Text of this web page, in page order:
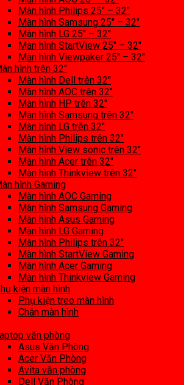
Màn hình Philips 25″ – 32″
Màn hình Samsung 25″ – 32″
Màn hình LG 25″ – 32″
Màn hình StartView 25″ – 32″
Màn hình Viewpaker 25″ – 32″
hình trên 32″
Màn hình Dell trên 32″
Màn hình AOC trên 32″
Màn hình HP trên 32″
Màn hình Samsung trên 32″
Màn hình LG trên 32″
Màn hình Philips trên 32″
Màn hình View sonic trên 32″
Màn hình Acer trên 32″
Màn hình Thinkview trên 32″
hình Gaming
Màn hình AOC Gaming
Màn hình Samsung Gaming
Màn hình Asus Gaming
Màn hình LG Gaming
Màn hình Philips trên 32″
Màn hình StartView Gaming
Màn hình Acer Gaming
Màn hình Thinkview Gaming
kiện màn hình
Phụ kiện treo màn hình
Chân màn hình
văn phòng
Asus Văn Phòng
Acer Văn Phòng
Avita văn phòng
Dell Văn Phòng